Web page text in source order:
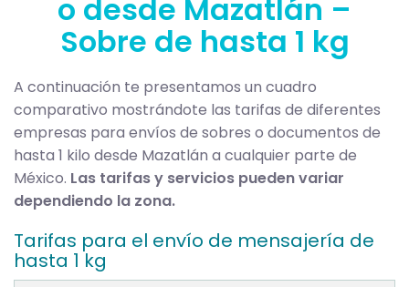
o desde Mazatlán –
Sobre de hasta 1 kg
A continuación te presentamos un cuadro
comparativo mostrándote las tarifas de diferentes
empresas para envíos de sobres o documentos de
hasta 1 kilo desde Mazatlán a cualquier parte de
México. Las tarifas y servicios pueden variar
dependiendo la zona.
Tarifas para el envío de mensajería de
hasta 1 kg